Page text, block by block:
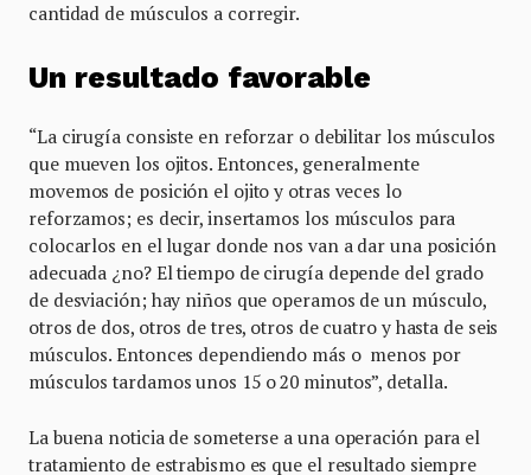
cantidad de músculos a corregir.
Un resultado favorable
“La cirugía consiste en reforzar o debilitar los músculos
que mueven los ojitos. Entonces, generalmente
movemos de posición el ojito y otras veces lo
reforzamos; es decir, insertamos los músculos para
colocarlos en el lugar donde nos van a dar una posición
adecuada ¿no? El tiempo de cirugía depende del grado
de desviación; hay niños que operamos de un músculo,
otros de dos, otros de tres, otros de cuatro y hasta de seis
músculos. Entonces dependiendo más o menos por
músculos tardamos unos 15 o 20 minutos”, detalla.
La buena noticia de someterse a una operación para el
tratamiento de estrabismo es que el resultado siempre